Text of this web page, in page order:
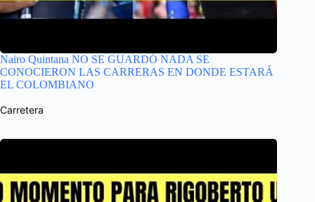
Nairo Quintana NO SE GUARDÓ NADA SE
CONOCIERON LAS CARRERAS EN DONDE ESTARÁ
EL COLOMBIANO
Carretera